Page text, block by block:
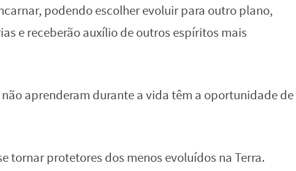
podendo escolher evoluir para outro plano,
e receberão auxílio de outros espíritos mais
aprenderam durante a vida têm a oportunidade de
tornar protetores dos menos evoluídos na Terra.